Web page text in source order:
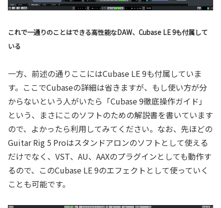
これで一通りのことはできる高性能なDAW、Cubase LE 9も付属して
いる
一方、前述の通りここにはCubase LE 9も付属していま
す。ここでCubaseの詳細は省きますが、もし使い方が分
からないという人がいたら「Cubase 9徹底操作ガイド」
という、まさにこのソフトのための解説書を書いています
ので、よかったら利用してみてください。なお、先ほどの
Guitar Rig 5 Proはスタンドアロンのソフトとして使える
だけでなく、VST、AU、AAXのプラグインとしても動作す
るので、このCubase LE 9のエフェクトとして使っていく
ことも可能です。